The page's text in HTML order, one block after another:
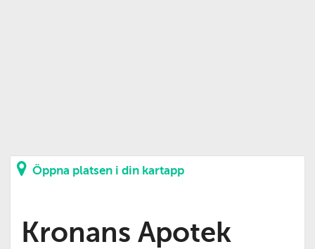
Öppna platsen i din kartapp
Kronans Apotek